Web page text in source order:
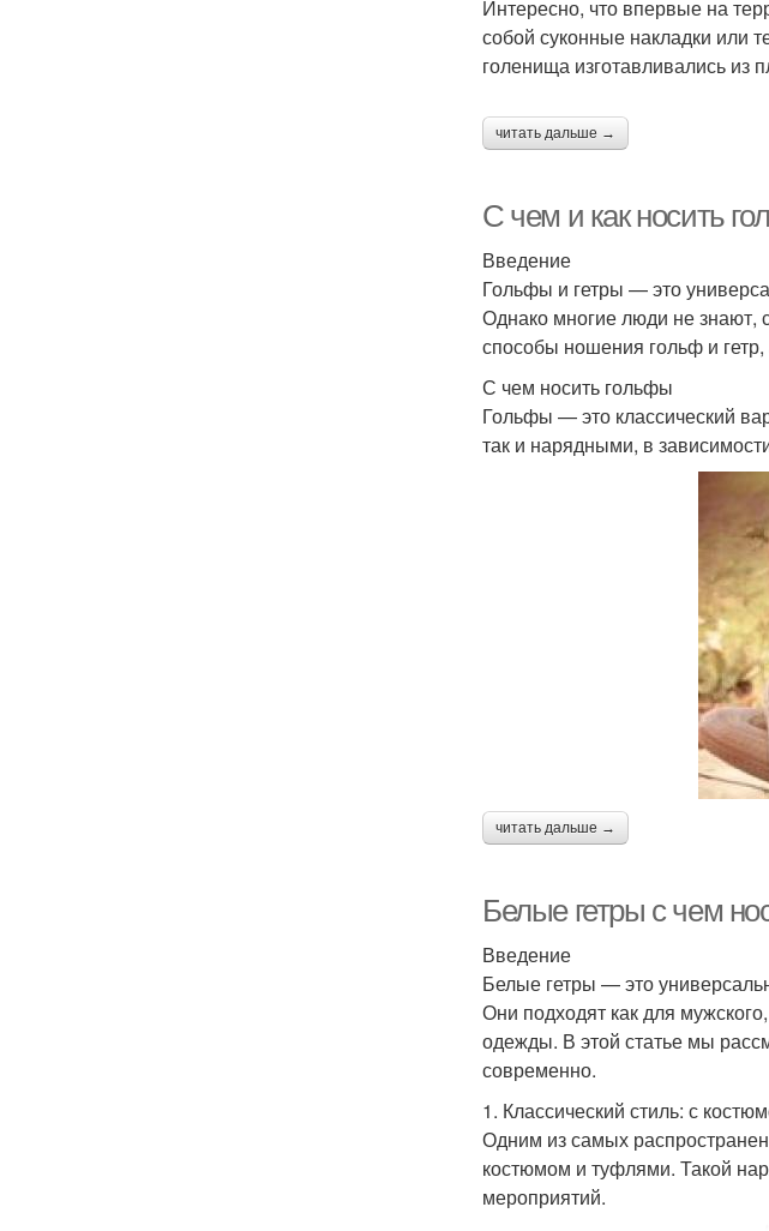
Интересно, что впервые на
собой суконные накладки или
голенища изготавливались из
читать дальше →
С чем и как носить
Введение
Гольфы и гетры — это
Однако многие люди не знают,
способы ношения гольф и
С чем носить гольфы
Гольфы — это классический
так и нарядными, в
читать дальше →
Белые гетры с чем
Введение
Белые гетры — это
Они подходят как для
одежды. В этой статье мы
современно.
1. Классический стиль: с
Одним из самых
костюмом и туфлями. Такой
мероприятий.